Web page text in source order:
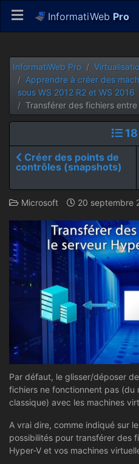
InformatiWeb Pro
InformatiWeb Pro
Apprendre à créer des
sous WS 2012 R2 et WS 2016
Transférer des fichiers
Créer des points de
contrôles (snapshots)
Microsoft 20 septembre
Par défaut, le glisser/déposer
fichiers ne fonctionnent pas (du
classique) avec les machines
A vrai dire, comme indiqué sur le
possibilités pour transférer des
Hyper-V et vos machines